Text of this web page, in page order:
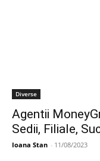
Diverse
Agentii
Sedii, Filiale,
Ioana Stan - 11/08/2023